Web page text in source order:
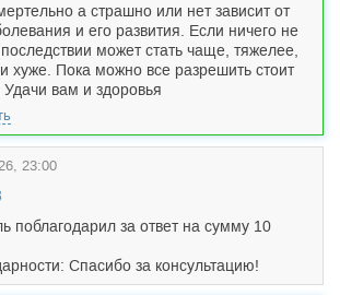
а страшно или нет зависит от
и его развития. Если ничего не
может стать чаще, тяжелее,
хуже. Пока можно все разрешить стоит
Удачи вам и здоровья
23:00
поблагодарил за ответ на сумму 10
Спасибо за консультацию!